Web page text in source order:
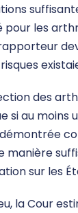
les
des
si au moins
manière
sur les
la Cour